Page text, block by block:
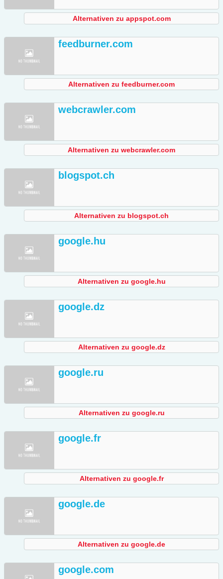
Alternativen zu appspot.com
feedburner.com
Alternativen zu feedburner.com
webcrawler.com
Alternativen zu webcrawler.com
blogspot.ch
Alternativen zu blogspot.ch
google.hu
Alternativen zu google.hu
google.dz
Alternativen zu google.dz
google.ru
Alternativen zu google.ru
google.fr
Alternativen zu google.fr
google.de
Alternativen zu google.de
google.com